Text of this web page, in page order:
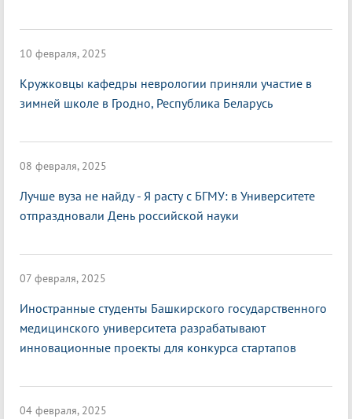
10 февраля, 2025
Кружковцы кафедры неврологии приняли участие в
зимней школе в Гродно, Республика Беларусь
08 февраля, 2025
Лучше вуза не найду - Я расту с БГМУ: в Университете
отпраздновали День российской науки
07 февраля, 2025
Иностранные студенты Башкирского государственного
медицинского университета разрабатывают
инновационные проекты для конкурса стартапов
04 февраля, 2025